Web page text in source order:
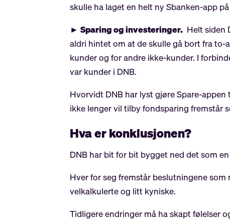
skulle ha laget en helt ny Sbanken-app
►Sparing og investeringer. Helt siden
aldri hintet om at de skulle gå bort fra
kunder og for andre ikke-kunder. I
var kunder i DNB.
Hvorvidt DNB har lyst gjøre Spare-
ikke lenger vil tilby fondsparing fremstår
Hva er konklusjonen?
DNB har bit for bit bygget ned det som
Hver for seg fremstår beslutningene
velkalkulerte og litt kyniske.
Tidligere endringer må ha skapt følelser